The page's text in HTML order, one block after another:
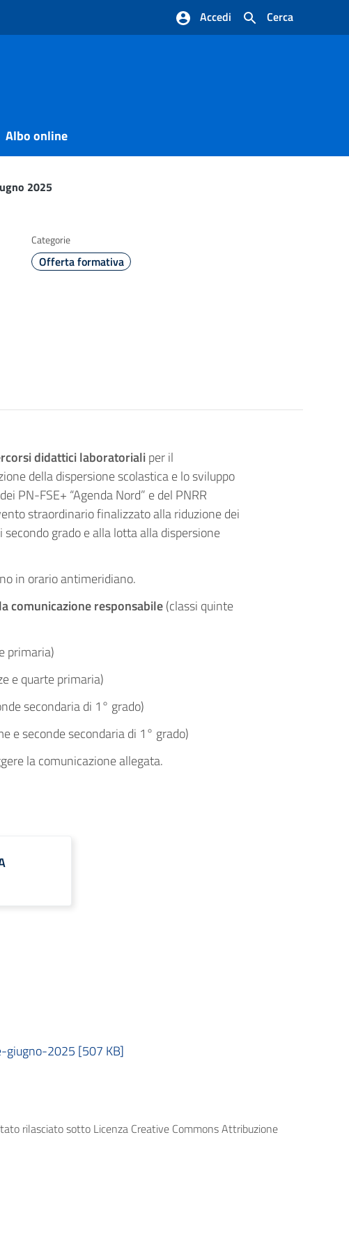
Cerca
Accedi
Albo online
2025
Categorie
Offerta formativa
didattici laboratorialiper il
della dispersione scolastica e lo sviluppo
PN-FSE+ “Agenda Nord” e del PNRR
straordinario finalizzato alla riduzione dei
grado e alla lotta alla dispersione
in orario antimeridiano.
comunicazione responsabile(classi quinte
primaria)
e quarte primaria)
secondaria di 1° grado)
e seconde secondaria di 1° grado)
la comunicazione allegata.
giugno-2025 [507 KB]
rilasciato sotto Licenza Creative Commons Attribuzione